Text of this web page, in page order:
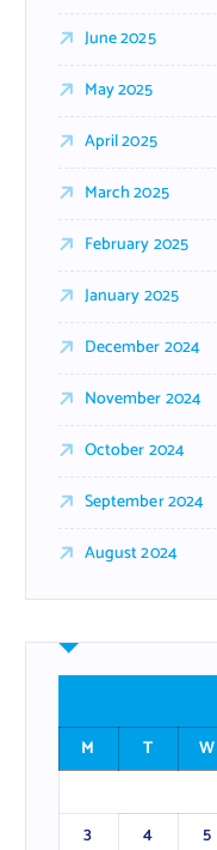
June 2025
May 2025
April 2025
March 2025
February 2025
January 2025
December 2024
November 2024
October 2024
September 2024
August 2024
M
T W
3
4 5